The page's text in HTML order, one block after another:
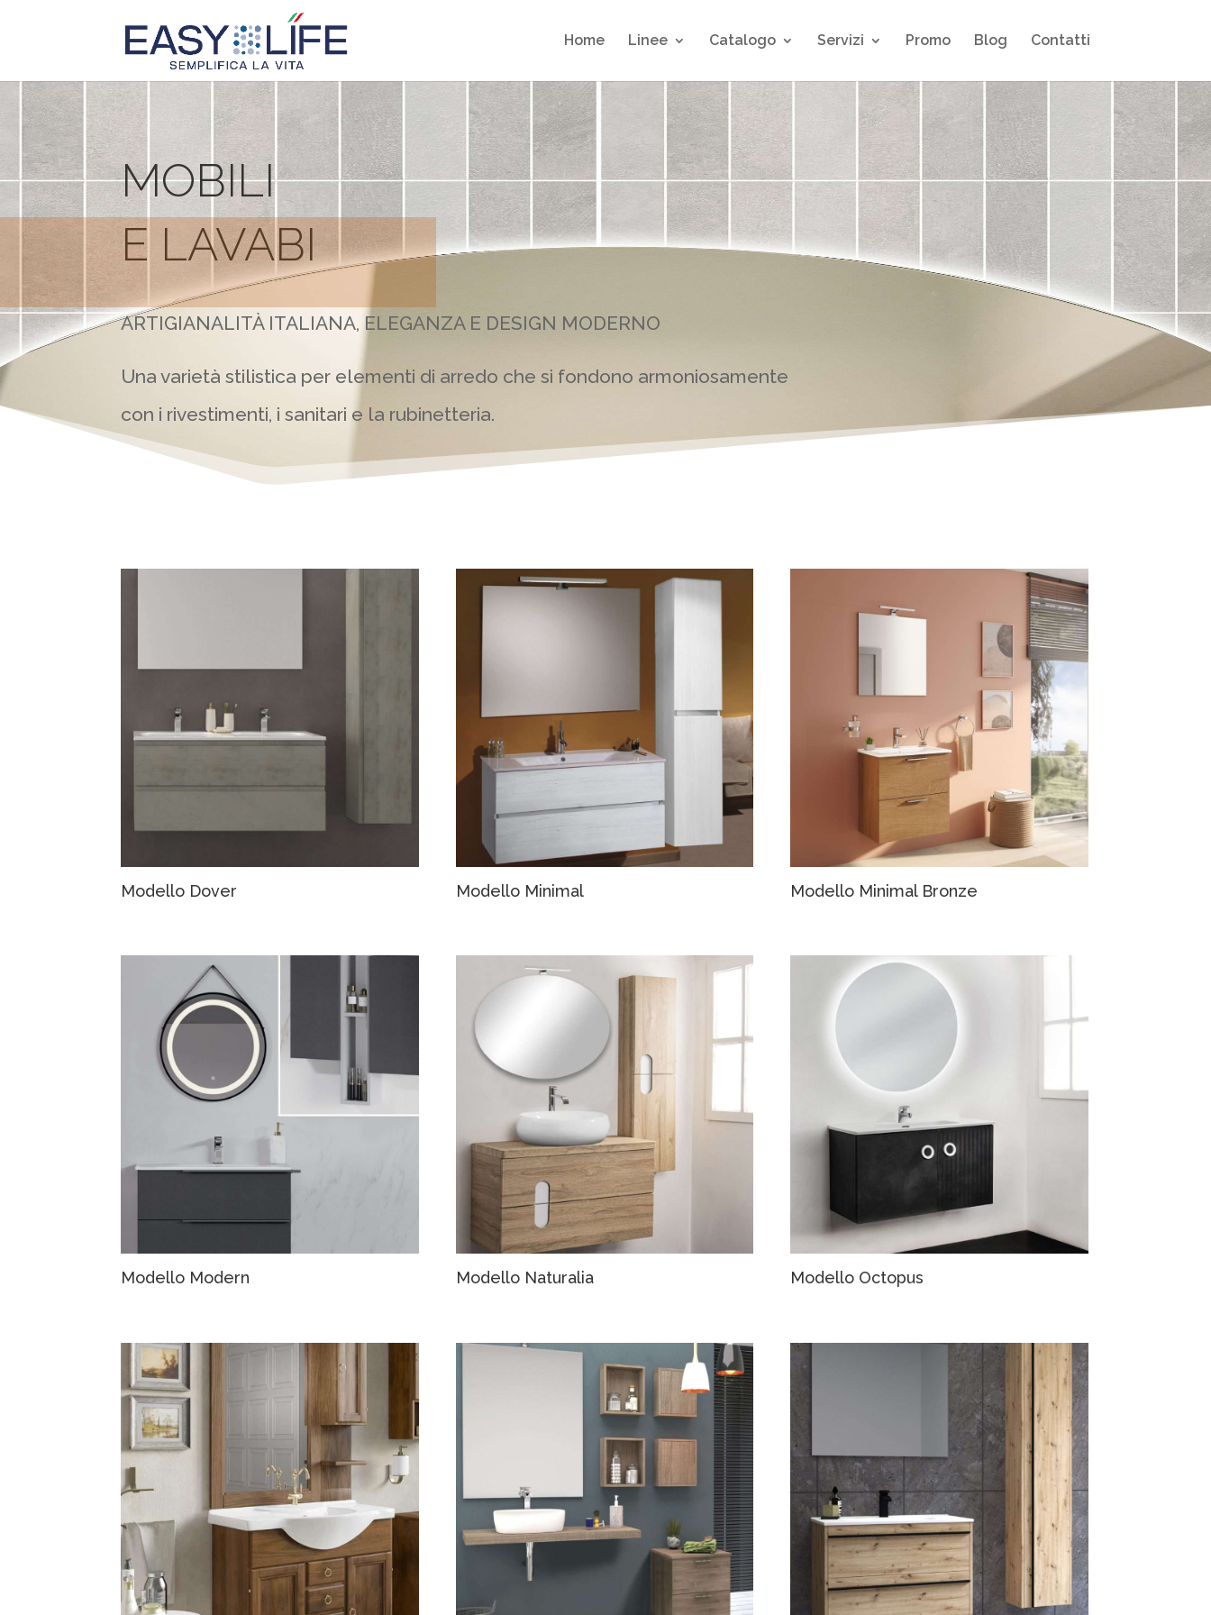
Home Linee Catalogo Servizi Promo Blog Contatti
MOBILI
E LAVABI
ARTIGIANALITÀ ITALIANA, ELEGANZA E DESIGN MODERNO
Una varietà stilistica per elementi di arredo che si fondono armoniosamente
con i rivestimenti, i sanitari e la rubinetteria.
Modello Dover Modello Minimal Modello Minimal Bronze
Modello Modern Modello Naturalia Modello Octopus